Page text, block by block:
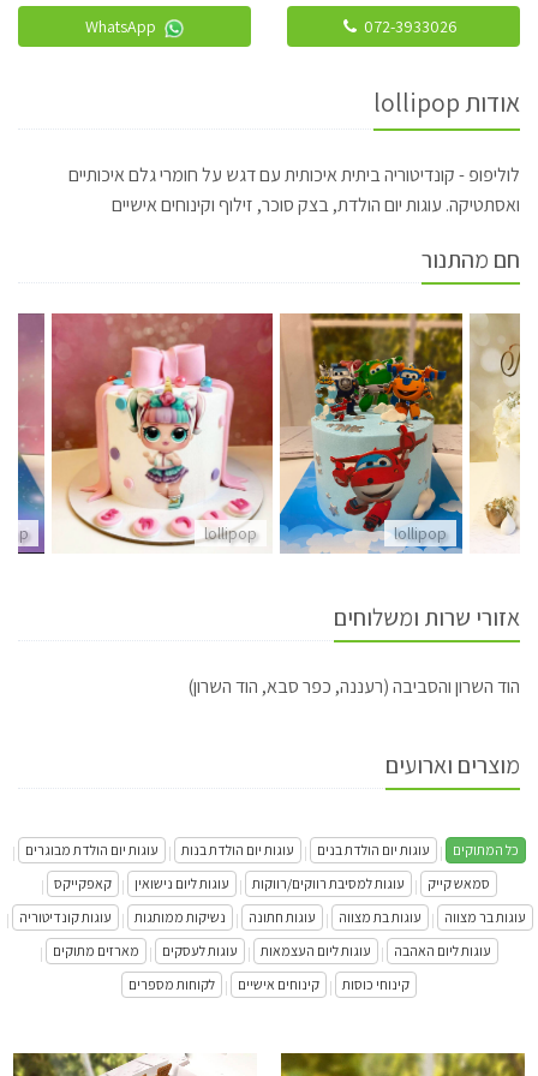
אודות lollipop
לוליפופ - קונדיטוריה ביתית איכותית עם דגש על חומרי גלם איכותיים
ואסתטיקה. עוגות יום הולדת, בצק סוכר, זילוף וקינוחים אישיים
חם מהתנור
lollipop
lollipop
אזורי שרות ומשלוחים
הוד השרון והסביבה (רעננה, כפר סבא, הוד השרון)
מוצרים וארועים
כל המתוקים | עוגות יום הולדת בנים | עוגות יום הולדת בנות | עוגות יום הולדת מבוגרים
|
סמאש קייק
| עוגות למסיבת רווקים/רווקות | עוגות ליום נישואין | קאפקייקס |
עוגות בר מצווה
| עוגות בת מצווה | עוגות חתונה | נשיקות ממותגות | עוגות קונדיטוריה
|
עוגות ליום האהבה
| עוגות ליום העצמאות | עוגות לעסקים | מארזים מתוקים
|
קינוחי כוסות | קינוחים אישיים | לקוחות מספרים